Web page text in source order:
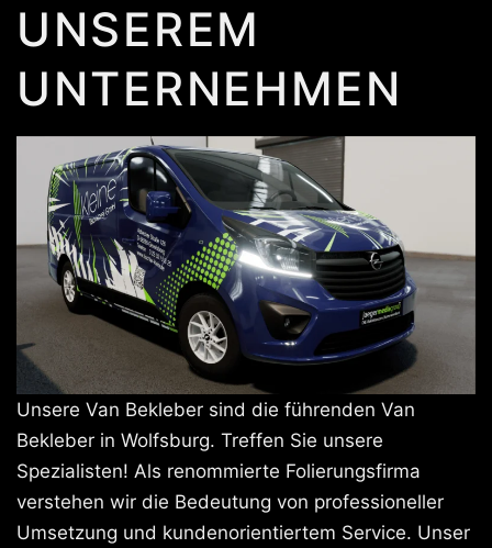
UNSEREM
UNTERNEHMEN
Unsere Van Bekleber sind die führenden Van
Bekleber in Wolfsburg. Treffen Sie unsere
Spezialisten! Als renommierte Folierungsfirma
verstehen wir die Bedeutung von professioneller
Umsetzung und kundenorientiertem Service. Unser